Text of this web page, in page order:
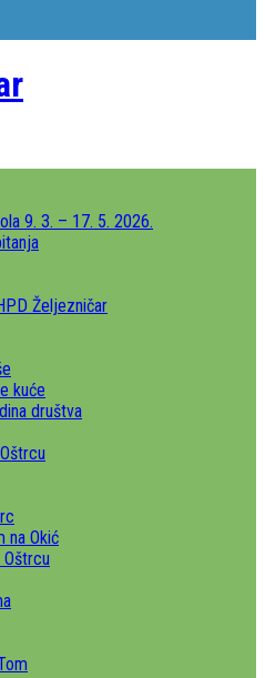
9. 3. – 17. 5. 2026.
Željezničar
kuće
društva
na Okić
Oštrcu